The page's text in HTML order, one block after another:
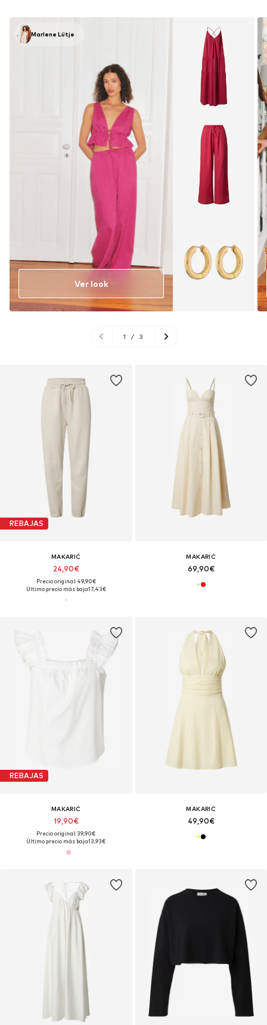
REBAJAS
MAKARIĆ
24,90€
Precio original: 49,90€
Último precio más bajo:17,43€
MAKARIĆ
69,90€
REBAJAS
MAKARIĆ
19,90€
Precio original: 39,90€
Último precio más bajo:13,93€
MAKARIĆ
49,90€
Marlene Lütje
Ver look
1 / 3